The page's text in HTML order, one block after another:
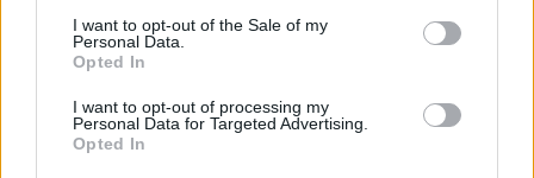
I want to opt-out of the Sale of my
Personal Data.
Opted In
I want to opt-out of processing my
Personal Data for Targeted Advertising.
Opted In
κέρδη 23,31% από τις αρχές
του έτους
στη θέση του CEO
Media: Με ενίσχυση 8 εκατ. ευρώ σε 451 επιχειρήσεις ξεκίνησε το